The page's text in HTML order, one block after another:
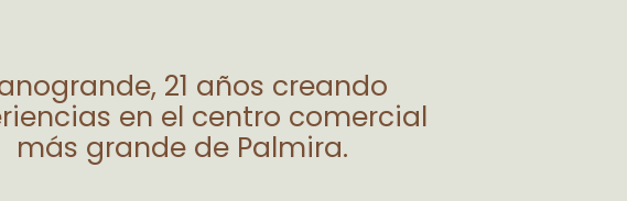
21 años creando
en el centro comercial
más grande de Palmira.